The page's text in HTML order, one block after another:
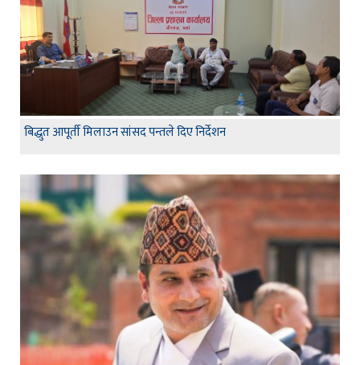
बिद्धुत आपूर्ती मिलाउन सांसद पन्तले दिए निर्देशन